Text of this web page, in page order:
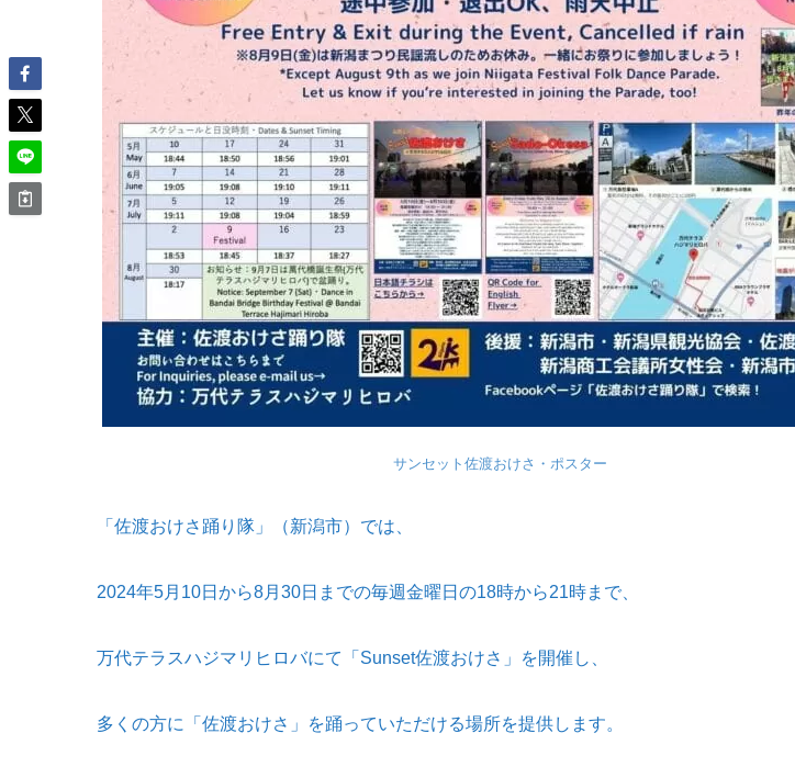
サンセット佐渡おけさ・ポスター
「佐渡おけさ踊り隊」（新潟市）では、
2024年5月 10日から8月 30日までの毎週金曜日の18時から21時まで、
万代テラスハジマリヒロバにて「 Sunset佐渡おけさ」を開催し、
多くの方に「佐渡おけさ」を踊っていただける場所を提供します。